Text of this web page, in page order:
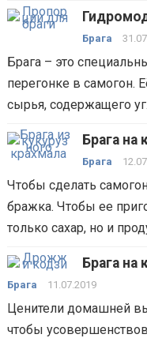
Брага
Брага – это
перегонке в самогон.
сырья, содержащего
Брага на
Брага
Чтобы сделать
бражка. Чтобы ее
только сахар, но и
Брага на
Брага 11.07.2019
Ценители домашней
чтобы